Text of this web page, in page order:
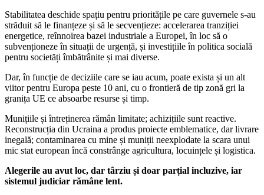
Stabilitatea deschide spațiu pentru prioritățile pe care guvernele s-au
străduit să le finanțeze și să le secvențieze: accelerarea tranziției
energetice, reînnoirea bazei industriale a Europei, în loc să o
subvenționeze în situații de urgență, și investițiile în politica socială
pentru societăți îmbătrânite și mai diverse.
Dar, în funcție de deciziile care se iau acum, poate exista și un alt
viitor pentru Europa peste 10 ani, cu o frontieră de tip zonă gri la
granița UE ce absoarbe resurse și timp.
Munițiile și întreținerea rămân limitate; achizițiile sunt reactive.
Reconstrucția din Ucraina a produs proiecte emblematice, dar livrare
inegală; contaminarea cu mine și muniții neexplodate la scara unui
mic stat european încă constrânge agricultura, locuințele și logistica.
Alegerile au avut loc, dar târziu și doar parțial incluzive, iar
sistemul judiciar rămâne lent.